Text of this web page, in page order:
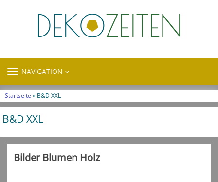
TOGGLE
NAVIGATION
Startseite » B&D XXL
B&D XXL
Bilder Blumen Holz